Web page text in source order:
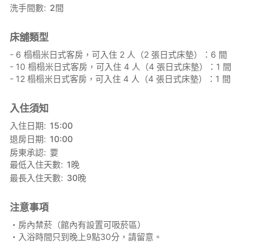
洗手間數
2間
床舖類型
- 6 榻榻米日式客房，可入住 2 人（2 張日式床墊）：6 間
- 10 榻榻米日式客房，可入住 4 人（4 張日式床墊）：1 間
- 12 榻榻米日式客房，可入住 4 人（4 張日式床墊）：1 間
入住須知
入住日期
15:00
退房日期
10:00
房東承認
要
最低入住天數 1晚
最長入住天數
30晚
注意事項
・房內禁菸（館內有設置可吸菸區）
・入浴時間只到晚上9點30分，請留意。